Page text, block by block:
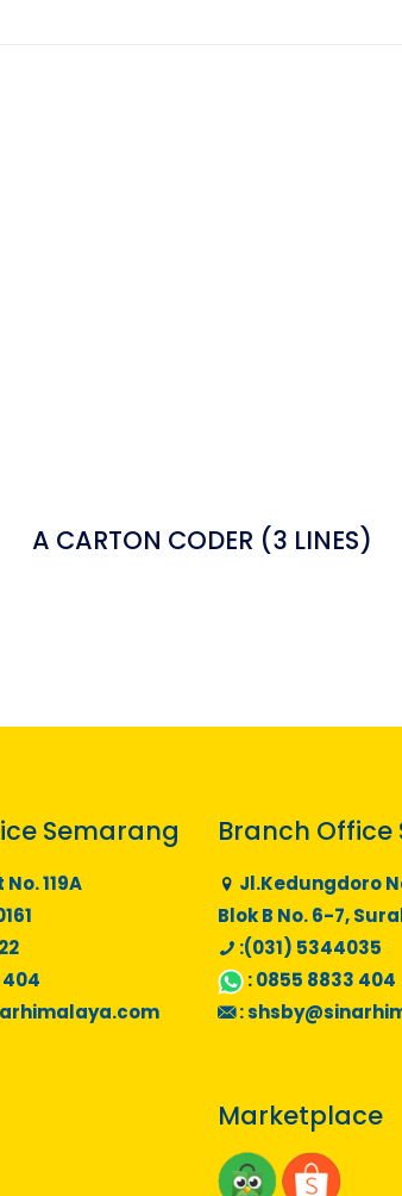
A CARTON CODER (3 LINES)
Semarang
119A
404
Branch Office
Jl.Kedungdoro
Blok B No. 6-7,
:(031) 5344035
:0855 8833 404
:
Marketplace